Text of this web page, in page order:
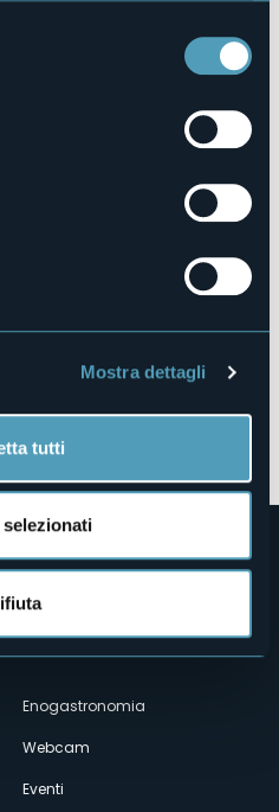
Mostra dettagli
tutti
2023/11/a-
Enogastronomia
Webcam
Eventi